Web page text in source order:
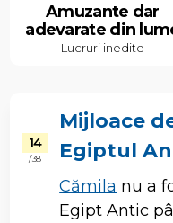
Amuzante dar
adevarate din
Lucruri inedite
14
/ 38
Mijloace
Egiptul
Cămila nu a
Egipt Antic